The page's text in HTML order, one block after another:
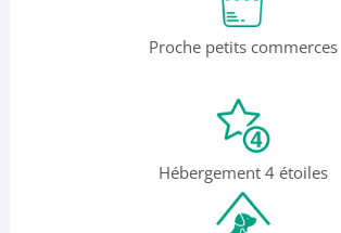
Proche petits commerces
Hébergement 4 étoiles